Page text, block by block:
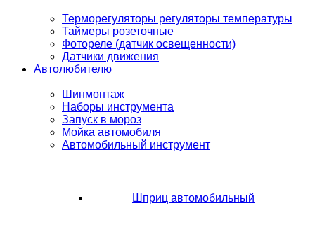
Терморегуляторы регуляторы температуры
Таймеры розеточные
Фотореле (датчик освещенности)
Датчики движения
Автолюбителю
Шинмонтаж
Наборы инструмента
Запуск в мороз
Мойка автомобиля
Автомобильный инструмент
Шприц автомобильный